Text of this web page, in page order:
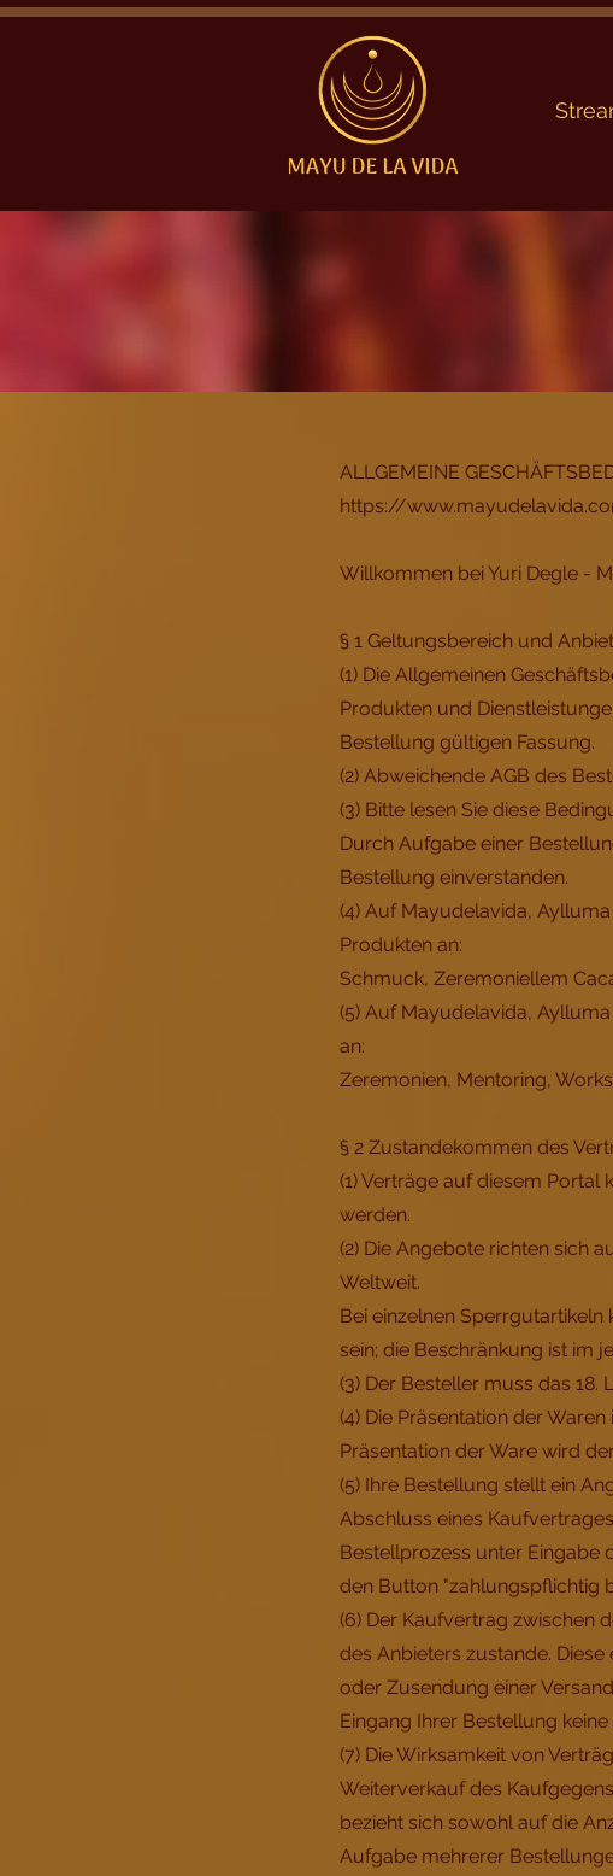
ALLGEMEINE
https://
Willkommen bei Yuri Degle -
§ 1 Geltungsbereich und
(1) Die Allgemeinen
Produkten und
Bestellung gültigen Fassung.
(2) Abweichende AGB des
(3) Bitte lesen Sie diese
Durch Aufgabe einer
Bestellung einverstanden.
(4) Auf Mayudelavida,
Produkten an:
Schmuck, Zeremoniellem
(5) Auf Mayudelavida,
an:
Zeremonien, Mentoring,
§ 2 Zustandekommen des
(1) Verträge auf diesem
werden.
(2) Die Angebote richten sich
Weltweit.
Bei einzelnen
sein; die Beschränkung ist im
(3) Der Besteller muss das 18.
(4) Die Präsentation der
Präsentation der Ware wird
(5) Ihre Bestellung stellt ein
Abschluss eines
Bestellprozess unter Eingabe
den Button "zahlungspflichtig
(6) Der Kaufvertrag zwischen
des Anbieters zustande.
oder Zusendung einer
Eingang Ihrer Bestellung
(7) Die Wirksamkeit von
Weiterverkauf des
bezieht sich sowohl auf die
Aufgabe mehrerer